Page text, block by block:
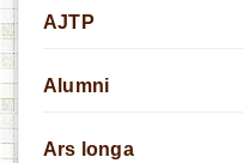
AJTP
Alumni
Ars longa